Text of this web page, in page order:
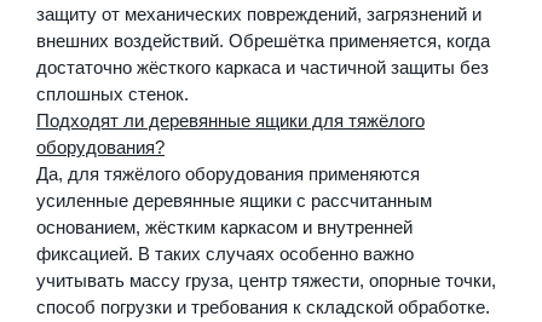
защиту от механических повреждений, загрязнений и
внешних воздействий. Обрешётка применяется, когда
достаточно жёсткого каркаса и частичной защиты без
сплошных стенок.
Подходят ли деревянные ящики для тяжёлого
оборудования?
Да, для тяжёлого оборудования применяются
усиленные деревянные ящики с рассчитанным
основанием, жёстким каркасом и внутренней
фиксацией. В таких случаях особенно важно
учитывать массу груза, центр тяжести, опорные точки,
способ погрузки и требования к складской обработке.